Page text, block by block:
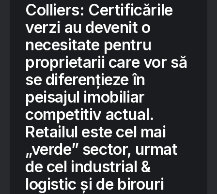
Colliers: Certificările
verzi au devenit o
necesitate pentru
proprietarii care vor să
se diferențieze în
peisajul imobiliar
competitiv actual.
Retailul este cel mai
„verde” sector, urmat
de cel industrial &
logistic și de birouri